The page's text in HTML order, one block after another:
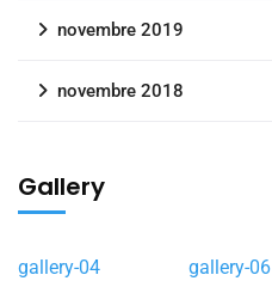
novembre 2019
novembre 2018
Gallery
gallery-04 gallery-06